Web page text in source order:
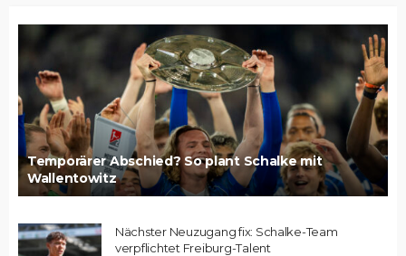
Temporärer Abschied? So plant Schalke mit
Wallentowitz
Nächster Neuzugang fix: Schalke-Team
verpflichtet Freiburg-Talent